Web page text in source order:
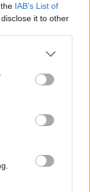
IAB’s List of
it to other
or more Google
You may click to
party tags to
in below Google
Τουρισμού,
και
Αννίτας
Συνεδρίου